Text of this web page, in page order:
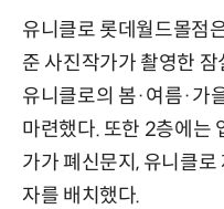
유니클로 롯데월드몰점
준 사진작가가 촬영한
유니클로의 봄·여름·가
마련했다. 또한 2층에는
가가 폐신문지, 유니클로
자를 배치했다.